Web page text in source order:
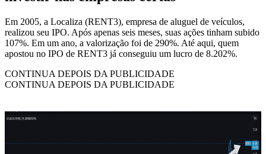
Em 2005, a Localiza (RENT3), empresa de aluguel de veículos,
realizou seu IPO. Após apenas seis meses, suas ações tinham subido
107%. Em um ano, a valorização foi de 290%. Até aqui, quem
apostou no IPO de RENT3 já conseguiu um lucro de 8.202%.
CONTINUA DEPOIS DA PUBLICIDADE
CONTINUA DEPOIS DA PUBLICIDADE